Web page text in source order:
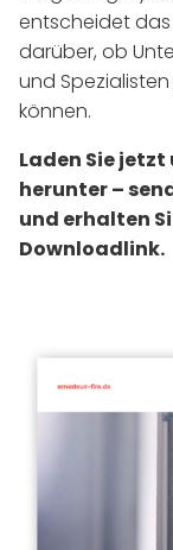
entscheidet
darüber, ob
und
können.
Laden Sie
herunter –
und erhalten
Downloadlink.